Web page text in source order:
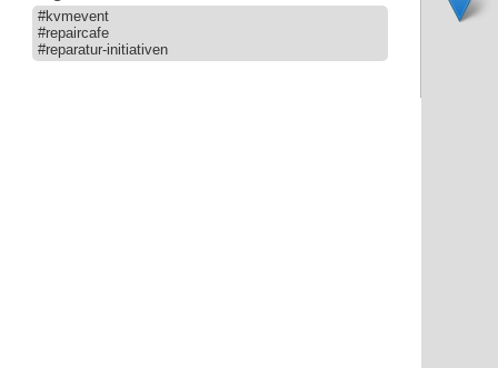
#kvmevent
#repaircafe
#reparatur-initiativen